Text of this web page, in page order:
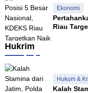
Ekonomi
Riau
Hukrim
Hukum &
Kalah